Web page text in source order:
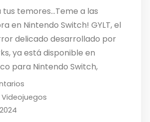
tus temores…Teme a las
en Nintendo Switch! GYLT, el
delicado desarrollado por
ya está disponible en
para Nintendo Switch,
a las versiones de PlayStation
5, ya disponibles. El
de desarrollo Tequila
Videojuegos